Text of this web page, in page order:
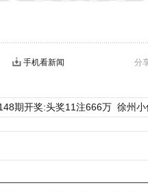
40
下一页
分
手机看新闻
期开奖:头奖11注666万 徐州